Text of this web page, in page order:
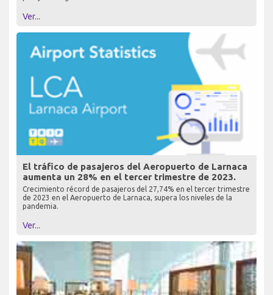
Ver...
El tráfico de pasajeros del Aeropuerto de Larnaca
aumenta un 28% en el tercer trimestre de 2023.
Crecimiento récord de pasajeros del 27,74% en el tercer trimestre
de 2023 en el Aeropuerto de Larnaca, supera los niveles de la
pandemia.
Ver...